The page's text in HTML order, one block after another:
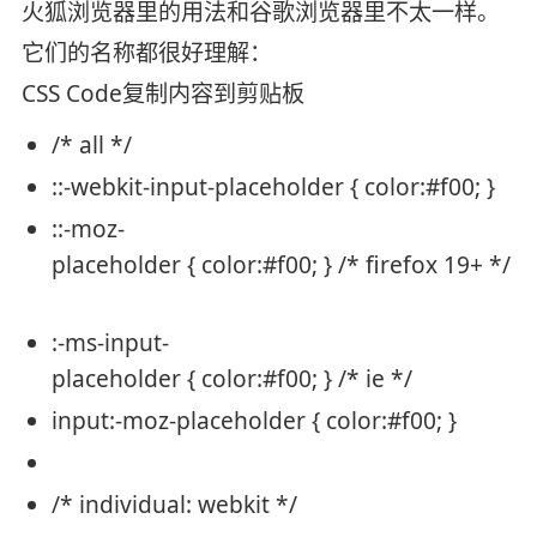
火狐浏览器里的用法和谷歌浏览器里不太一样。
它们的名称都很好理解：
CSS Code复制内容到剪贴板
/* all */
::-webkit-input-placeholder { color:#f00; }
::-moz-
placeholder { color:#f00; }/* firefox 19+ */
:-ms-input-
placeholder { color:#f00; }/* ie */
input:-moz-placeholder { color:#f00; }
/* individual: webkit */